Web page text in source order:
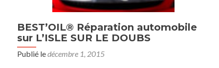
BEST’OIL® Réparation automobile
sur L’ISLE SUR LE DOUBS
Publié ledécembre 1, 2015